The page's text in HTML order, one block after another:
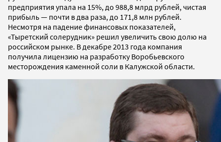
предприятия упала на 15%, до 988,8 млрд рублей, чистая
прибыль — почти в два раза, до 171,8 млн рублей.
Несмотря на падение финансовых показателей,
«Тыретский солерудник» решил увеличить свою долю на
российском рынке. В декабре 2013 года компания
получила лицензию на разработку Воробьевского
месторождения каменной соли в Калужской области.